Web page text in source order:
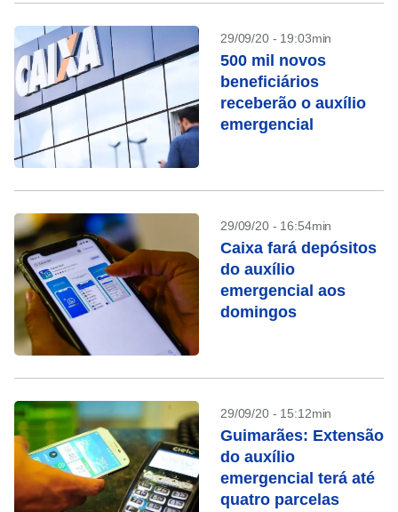
29/09/20 - 19:03min
500 mil novos
beneficiários
receberão o auxílio
emergencial
29/09/20 - 16:54min
Caixa fará depósitos
do auxílio
emergencial aos
domingos
29/09/20 - 15:12min
Guimarães: Extensão
do auxílio
emergencial terá até
quatro parcelas